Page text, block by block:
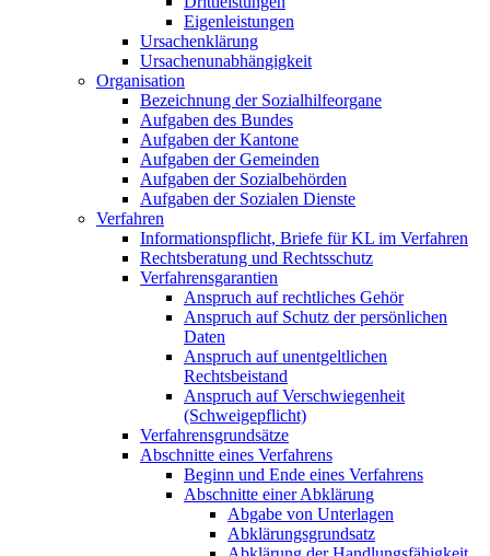
Eigenleistungen
Ursachenklärung
Ursachenunabhängigkeit
Organisation
Bezeichnung der Sozialhilfeorgane
Aufgaben des Bundes
Aufgaben der Kantone
Aufgaben der Gemeinden
Aufgaben der Sozialbehörden
Aufgaben der Sozialen Dienste
Verfahren
Informationspflicht, Briefe für KL im Verfahren
Rechtsberatung und Rechtsschutz
Verfahrensgarantien
Anspruch auf rechtliches Gehör
Anspruch auf Schutz der persönlichen
Daten
Anspruch auf unentgeltlichen
Rechtsbeistand
Anspruch auf Verschwiegenheit
(Schweigepflicht)
Verfahrensgrundsätze
Abschnitte eines Verfahrens
Beginn und Ende eines Verfahrens
Abschnitte einer Abklärung
Abgabe von Unterlagen
Abklärungsgrundsatz